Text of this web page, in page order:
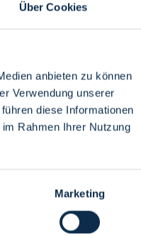
Über Cookies
anbieten zu können
Verwendung unserer
diese Informationen
Rahmen Ihrer Nutzung
Marketing